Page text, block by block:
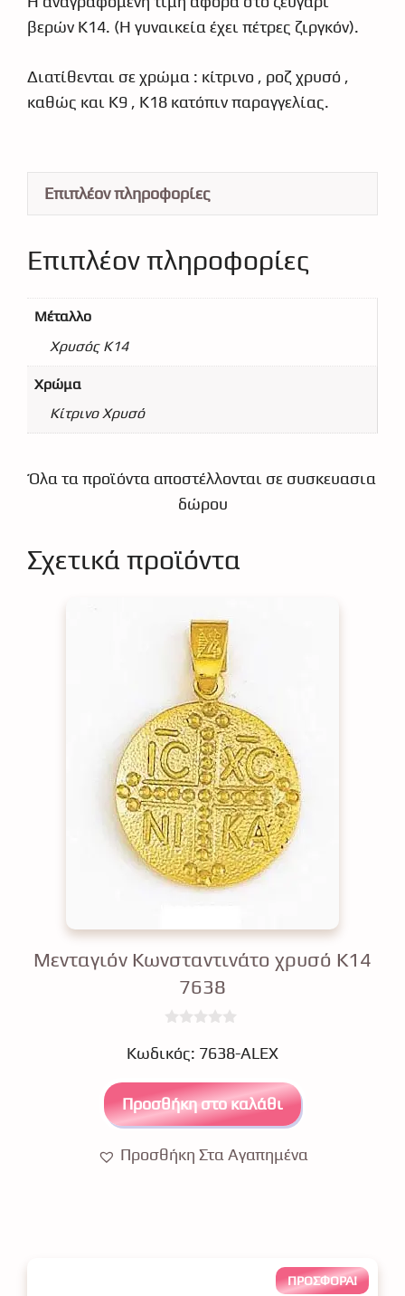
βερών Κ14. (Η γυναικεία έχει πέτρες ζιργκόν).
Διατίθενται σε χρώμα : κίτρινο , ροζ χρυσό ,
καθώς και Κ9 , Κ18 κατόπιν παραγγελίας.
Επιπλέον πληροφορίες
Επιπλέον πληροφορίες
Μέταλλο
Χρυσός Κ14
Χρώμα
Κίτρινο Χρυσό
Όλα τα προϊόντα αποστέλλονται σε συσκευασια
δώρου
Σχετικά προϊόντα
Μενταγιόν Κωνσταντινάτο χρυσό Κ14
7638
o
o
f
5
€
Κωδικός: 7638-ALEX
Προσθήκη στο καλάθι
Προσθήκη Στα Αγαπημένα
ΠΡΟΣΦΟΡΆ!